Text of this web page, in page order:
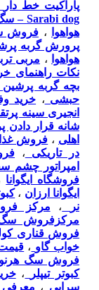
پاراکیت خط دار
Sarabi dog – سگ سرابی فروشی
هواهوا
، فروش
پرورش گربه
هواهوا
، مربی
نکات راهنمای
بچه گربه
حبشی ، خرید
انجیری سینه
شانه قرار دادن
اهلی ، فروش
در تاریکی
،
امپراتور چشم
فروشگاه ایگوانا
ایگوانا ارزان ،
نر
، مرکز
مرکزفروش سگ
فروش قناری
خواب گاو ،
فروش سگ
کبوتر تیپلر
،
سرابی ،